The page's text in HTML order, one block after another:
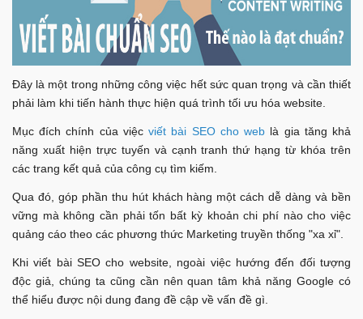
Đây là một trong những công việc hết sức quan trọng và cần thiết
phải làm khi tiến hành thực hiện quá trình tối ưu hóa website.
Mục đích chính của việcviết bài SEO cho web là gia tăng khả
năng xuất hiện trực tuyến và cạnh tranh thứ hạng từ khóa trên
các trang kết quả của công cụ tìm kiếm.
Qua đó, góp phần thu hút khách hàng một cách dễ dàng và bền
vững mà không cần phải tốn bất kỳ khoản chi phí nào cho việc
quảng cáo theo các phương thức Marketing truyền thống "xa xỉ".
Khi viết bài SEO cho website, ngoài việc hướng đến đối tượng
độc giả, chúng ta cũng cần nên quan tâm khả năng Google có
thể hiểu được nội dung đang đề cập về vấn đề gì.